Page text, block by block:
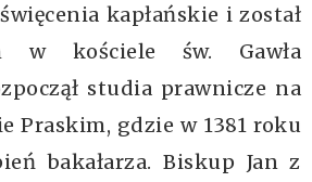
kapłańskie i został
w kościele św. Gawła
studia prawnicze na
Praskim, gdzie w 1381 roku
bakałarza. Biskup Jan z